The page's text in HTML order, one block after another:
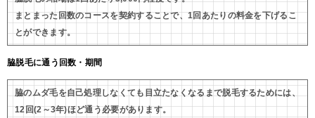
まとまった回数のコースを契約することで、1回あたりの料金を下げるこ
とができます。
脇脱毛に通う回数・期間
脇のムダ毛を自己処理しなくても目立たなくなるまで脱毛するためには、
12回(2～3年)ほど通う必要があります。